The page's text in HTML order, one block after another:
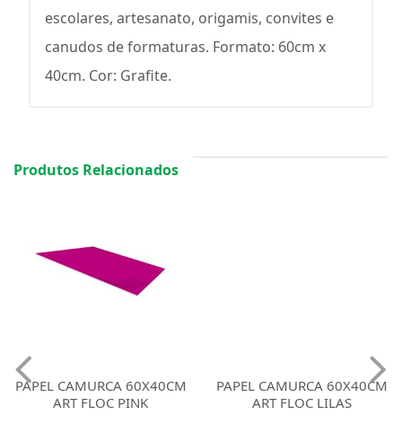
escolares, artesanato, origamis, convites e
canudos de formaturas. Formato: 60cm x
40cm. Cor: Grafite.
Produtos Relacionados
PAPEL CAMURCA 60X40CM
ART FLOC PINK
PAPEL CAMURCA 60X40CM
ART FLOC LILAS